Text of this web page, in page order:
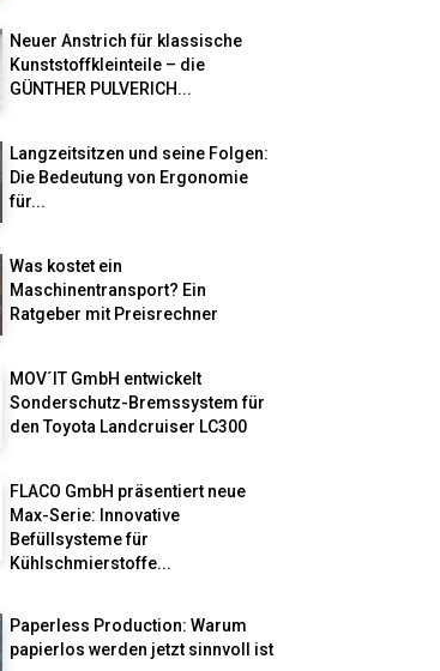
Neuer Anstrich für klassische
Kunststoffkleinteile – die
GÜNTHER PULVERICH...
Langzeitsitzen und seine Folgen:
Die Bedeutung von Ergonomie
für...
Was kostet ein
Maschinentransport? Ein
Ratgeber mit Preisrechner
MOV´IT GmbH entwickelt
Sonderschutz-Bremssystem für
den Toyota Landcruiser LC300
FLACO GmbH präsentiert neue
Max-Serie: Innovative
Befüllsysteme für
Kühlschmierstoffe...
Paperless Production: Warum
papierlos werden jetzt sinnvoll ist